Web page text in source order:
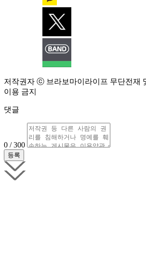
저작권자 ⓒ 브라보마이라이프 무단전재
이용 금지
댓글
0 / 300